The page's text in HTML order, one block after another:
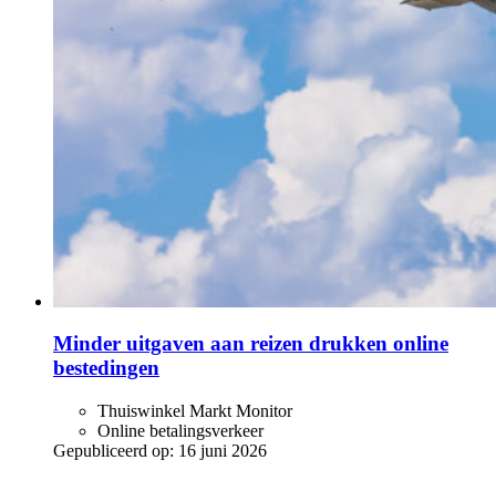
Minder uitgaven aan reizen drukken online
bestedingen
Thuiswinkel Markt Monitor
Online betalingsverkeer
Gepubliceerd op: 16 juni 2026